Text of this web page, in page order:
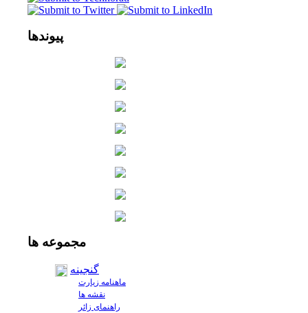
پیوندها
مجموعه ها
گنجینه
ماهنامه زیارت
نقشه ها
راهنمای زائر